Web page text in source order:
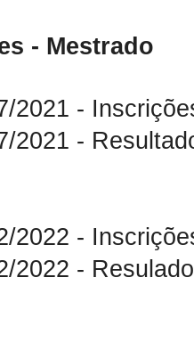
- Mestrado
- Inscrições
-
- Inscrições
- Resulado